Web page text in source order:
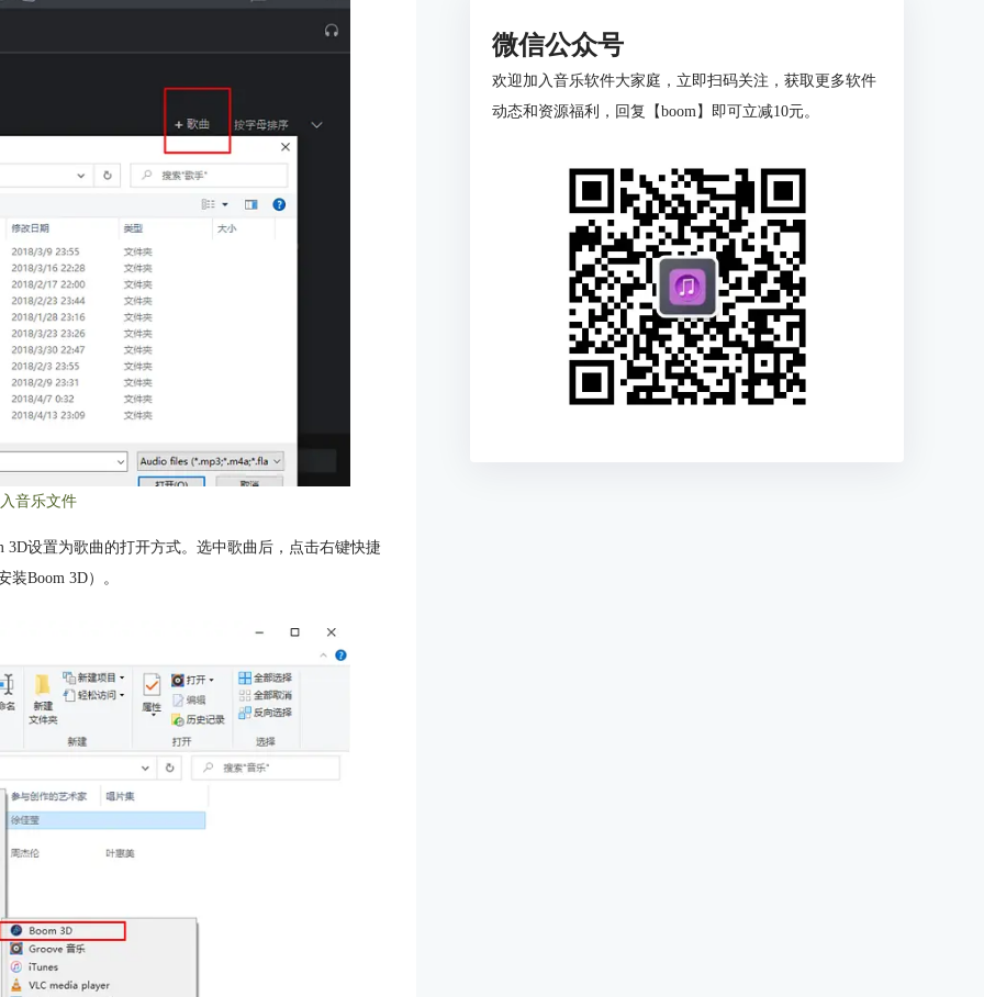
音乐文件
设置为歌曲的打开方式。选中歌曲后，点击右键快捷
Boom 3D）。
微信公众号
欢迎加入音乐软件大家庭，立即扫码关注，获取更多软件
动态和资源福利，回复【boom】即可立减10元。